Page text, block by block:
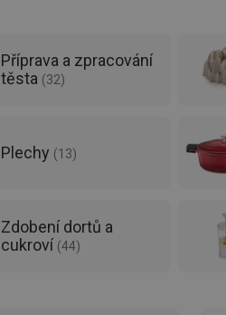
Příprava a zpracování
těsta (32)
Plechy (13)
Zdobení dortů a
cukroví (44)